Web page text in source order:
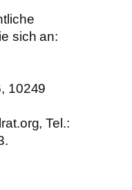
sich an:
10249
Tel.: